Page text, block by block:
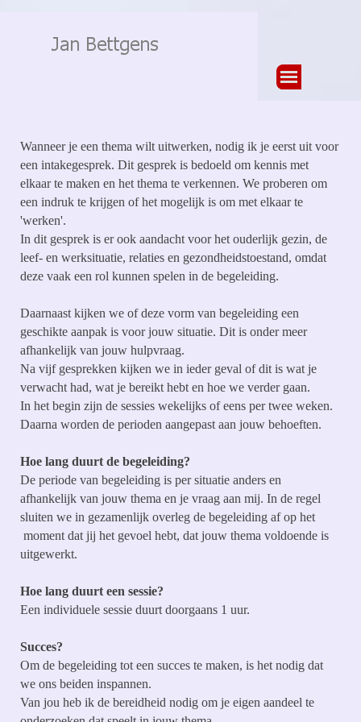
Wanneer je een thema wilt uitwerken, nodig ik je eerst uit voor
een intakegesprek. Dit gesprek is bedoeld om kennis met
elkaar te maken en het thema te verkennen. We proberen om
een indruk te krijgen of het mogelijk is om met elkaar te
'werken'.
In dit gesprek is er ook aandacht voor het ouderlijk gezin, de
leef- en werksituatie, relaties en gezondheidstoestand, omdat
deze vaak een rol kunnen spelen in de begeleiding.
Daarnaast kijken we of deze vorm van begeleiding een
geschikte aanpak is voor jouw situatie. Dit is onder meer
afhankelijk van jouw hulpvraag.
Na vijf gesprekken kijken we in ieder geval of dit is wat je
verwacht had, wat je bereikt hebt en hoe we verder gaan.
In het begin zijn de sessies wekelijks of eens per twee weken.
Daarna worden de perioden aangepast aan jouw behoeften.
Hoe lang duurt de begeleiding?
De periode van begeleiding is per situatie anders en
afhankelijk van jouw thema en je vraag aan mij. In de regel
sluiten we in gezamenlijk overleg de begeleiding af op het
moment dat jij het gevoel hebt, dat jouw thema voldoende is
uitgewerkt.
Hoe lang duurt een sessie?
Een individuele sessie duurt doorgaans 1 uur.
Succes?
Om de begeleiding tot een succes te maken, is het nodig dat
we ons beiden inspannen.
Van jou heb ik de bereidheid nodig om je eigen aandeel te